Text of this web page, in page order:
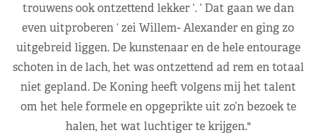
trouwens ook ontzettend lekker ‘. ‘ Dat gaan we dan
even uitproberen ‘ zei Willem- Alexander en ging zo
uitgebreid liggen. De kunstenaar en de hele entourage
schoten in de lach, het was ontzettend ad rem en totaal
niet gepland. De Koning heeft volgens mij het talent
om het hele formele en opgeprikte uit zo’n bezoek te
halen, het wat luchtiger te krijgen."